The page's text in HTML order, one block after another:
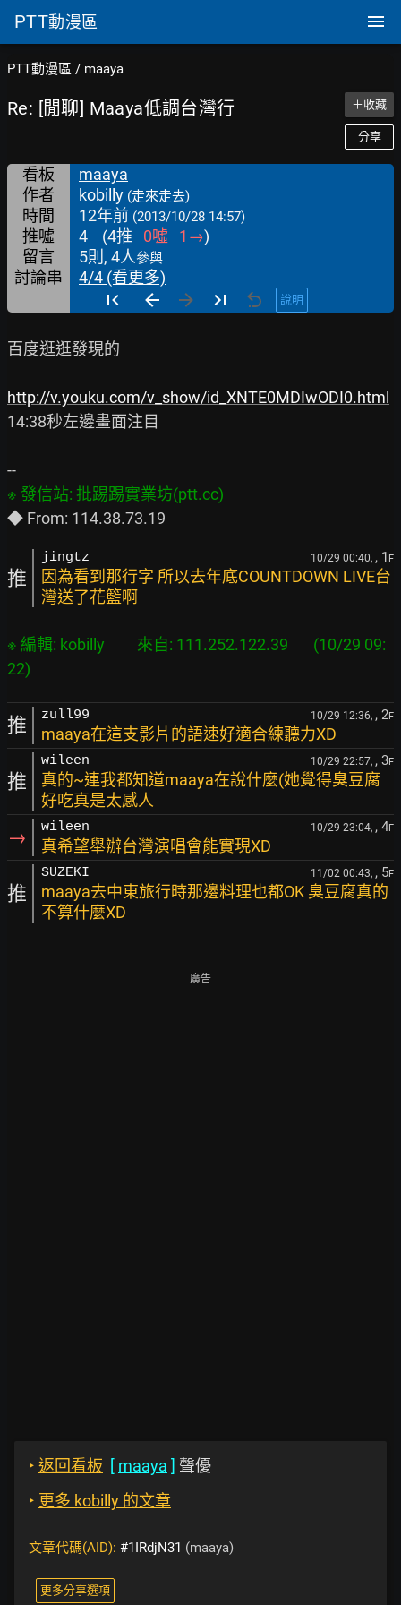
PTT動漫區
PTT動漫區 / maaya
Re: [閒聊] Maaya低調台灣行 ＋收藏
分享
看板
maaya
作者
kobilly (走來走去)
時間 12年前 (2013/10/28 14:57)
推噓 4 (4推 0噓 1 →)
留言
5則, 4人參與
討論串 4/4 (看更多)
說明
百度逛逛發現的
http://v.youku.com/v_show/id_XNTE0MDIwODI0.html
14:38秒左邊畫面注目
推
jingtz 10/29 00:40, , 1 F
因為看到那行字 所以去年底COUNTDOWN LIVE台
灣送了花籃啊
※ 編輯: kobilly         來自: 111.252.122.39       (10/29 09:
推 zull99 10/29 12:36, , 2F
maaya在這支影片的語速好適合練聽力XD
推
wileen 10/29 22:57, , 3F
真的~連我都知道maaya在說什麼(她覺得臭豆腐
好吃真是太感人
→ wileen 10/29 23:04, , 4F
真希望舉辦台灣演唱會能實現XD
推
SUZEKI 11/02 00:43, , 5F
maaya去中東旅行時那邊料理也都OK 臭豆腐真的
不算什麼XD
廣告
‣ 返回看板 [ maaya ] 聲優
‣ 更多 kobilly 的文章
文章代碼(AID): #1IRdjN31 (maaya)
更多分享選項